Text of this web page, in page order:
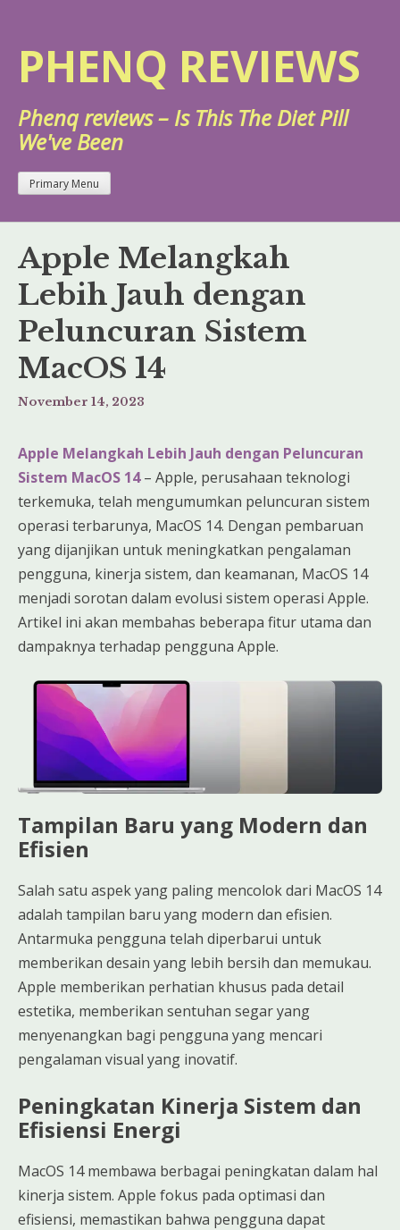
content
PHENQ REVIEWS
Phenq reviews – Is This The Diet Pill
We've Been
Primary Menu
Apple Melangkah
Lebih Jauh dengan
Peluncuran Sistem
MacOS 14
November 14, 2023
Apple Melangkah Lebih Jauh dengan Peluncuran
Sistem MacOS 14– Apple, perusahaan teknologi
terkemuka, telah mengumumkan peluncuran sistem
operasi terbarunya, MacOS 14. Dengan pembaruan
yang dijanjikan untuk meningkatkan pengalaman
pengguna, kinerja sistem, dan keamanan, MacOS 14
menjadi sorotan dalam evolusi sistem operasi Apple.
Artikel ini akan membahas beberapa fitur utama dan
dampaknya terhadap pengguna Apple.
Tampilan Baru yang Modern dan
Efisien
Salah satu aspek yang paling mencolok dari MacOS 14
adalah tampilan baru yang modern dan efisien.
Antarmuka pengguna telah diperbarui untuk
memberikan desain yang lebih bersih dan memukau.
Apple memberikan perhatian khusus pada detail
estetika, memberikan sentuhan segar yang
menyenangkan bagi pengguna yang mencari
pengalaman visual yang inovatif.
Peningkatan Kinerja Sistem dan
Efisiensi Energi
MacOS 14 membawa berbagai peningkatan dalam hal
kinerja sistem. Apple fokus pada optimasi dan
efisiensi, memastikan bahwa pengguna dapat